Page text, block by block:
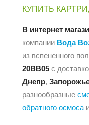
КУПИТЬ
В интернет
компании Вода
из вспененного
20BB05 с
Днепр, Запорожье
разнообразные
обратного осмоса и